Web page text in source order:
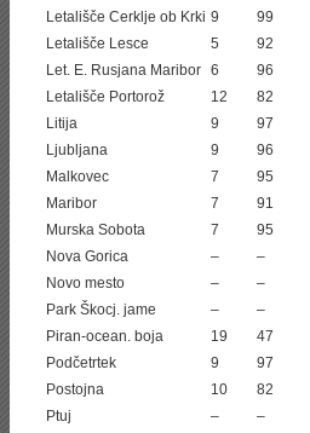
Letališče Cerklje ob Krki 9 99
Letališče Lesce
5 92
Let. E. Rusjana Maribor 6 96
Letališče Portorož
12 82
Litija
9
97
Ljubljana
9 96
Malkovec
7 95
Maribor
7 91
Murska Sobota
7 95
Nova Gorica
– –
Novo mesto
– –
Park Škocj. jame
– –
Piran-ocean. boja
19 47
Podčetrtek
9 97
Postojna
10 82
Ptuj
– –